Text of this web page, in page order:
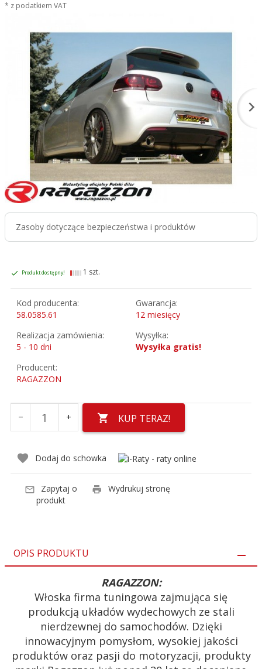
* z podatkiem VAT
Zasoby dotyczące bezpieczeństwa i produktów
Produkt dostępny! 1 szt.
Kod producenta:
58.0585.61
Gwarancja:
12 miesięcy
Realizacja zamówienia:
5 - 10 dni
Wysyłka:
Wysyłka gratis!
Producent:
RAGAZZON
KUP TERAZ!
Dodaj do schowka
Zapytaj o
produkt
Wydrukuj stronę
OPIS PRODUKTU
RAGAZZON:
Włoska firma tuningowa zajmująca się
produkcją układów wydechowych ze stali
nierdzewnej do samochodów. Dzięki
innowacyjnym pomysłom, wysokiej jakości
produktów oraz pasji do motoryzacji, produkty